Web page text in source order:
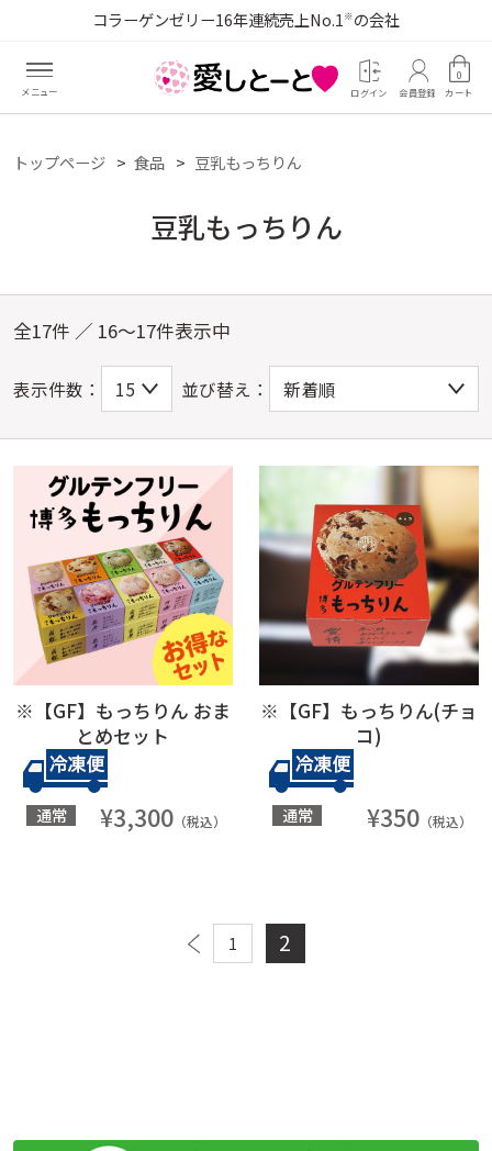
コラーゲンゼリー16年連続売上No.1 ※の会社
ログイン 会員登録 カート
0
トップページ 食品 豆乳もっちりん
豆乳もっちりん
全17件 ／ 16～17件表示中
表示件数： 並び替え：
※【GF】もっちりん おま
とめセット
通常 ¥3,300 （税込）
※【GF】もっちりん(チョ
コ)
通常 ¥350 （税込）
1 2